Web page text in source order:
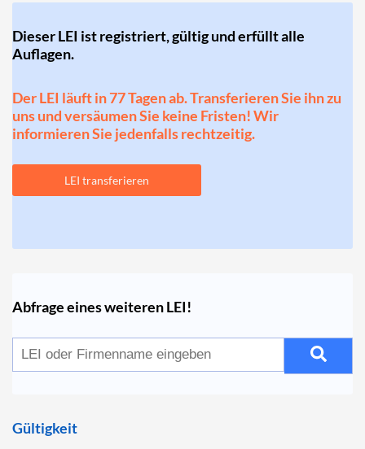
Dieser LEI ist registriert, gültig und erfüllt alle
Auflagen.
Der LEI läuft in 77 Tagen ab. Transferieren Sie ihn zu
uns und versäumen Sie keine Fristen! Wir
informieren Sie jedenfalls rechtzeitig.
LEI transferieren
Abfrage eines weiteren LEI!
Gültigkeit